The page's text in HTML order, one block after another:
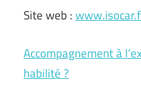
Site web :
Accompagnement à
habilité ?